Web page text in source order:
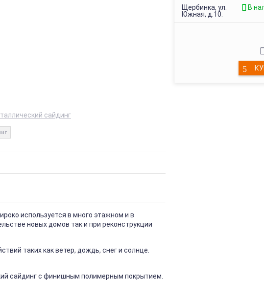
Щербинка, ул.
Южная, д.10:
В
сайдинг
используется в много этажном и в
новых домов так и при реконструкции
таких как ветер, дождь, снег и солнце.
сайдинг с финишным полимерным покрытием.